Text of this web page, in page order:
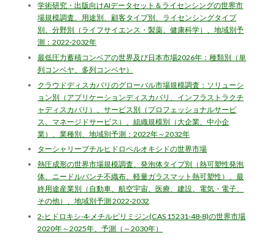
学術研究・出版向けAIデータセット＆ライセンシングの世界市
場規模調査、用途別、顧客タイプ別、ライセンシングタイプ
別、分野別（ライフサイエンス・製薬、健康科学）、地域別予
測：2022-2032年
最低圧力蓄積コンベアの世界及び日本市場2026年：種類別（単
列コンベヤ、多列コンベヤ）
クラウドディスカバリのグローバル市場規模調査：ソリューシ
ョン別（アプリケーションディスカバリ、インフラストラクチ
ャディスカバリ）、サービス別（プロフェッショナルサービ
ス、マネージドサービス）、組織規模別（大企業、中小企
業）、業種別、地域別予測：2022年～2032年
ターシャリーブチルヒドロペルオキシドの世界市場
熱圧成形の世界市場規模調査、発泡体タイプ別（熱可塑性発泡
体、ニードルパンチ不織布、軽量ガラスマット熱可塑性）、最
終用途産業別（自動車、航空宇宙、医療、建設、電気・電子、
その他）、地域別予測 2022-2032
2-ヒドロキシ-4-メチルピリミジン(CAS 15231-48-8)の世界市場
2020年～2025年、予測（～2030年）